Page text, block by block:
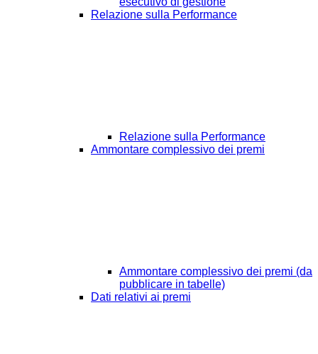
Relazione sulla Performance
Relazione sulla Performance
Ammontare complessivo dei premi
Ammontare complessivo dei premi (da
pubblicare in tabelle)
Dati relativi ai premi